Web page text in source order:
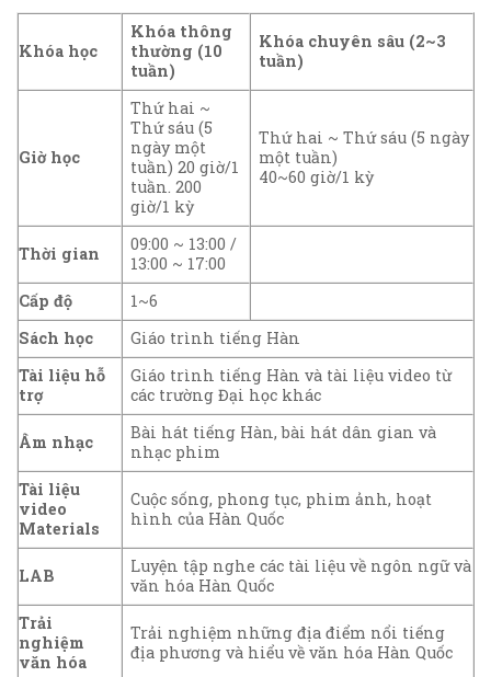
Khóa học
Khóa thông
thường (10
tuần)
Khóa chuyên sâu (2~3
tuần)
Giờ học
Thứ hai ~
Thứ sáu (5
ngày một
tuần) 20 giờ/1
tuần. 200
giờ/1 kỳ
Thứ hai ~ Thứ sáu (5 ngày
một tuần)
40~60 giờ/1 kỳ
Thời gian
09:00 ~ 13:00 /
13:00 ~ 17:00
Cấp độ
1~6
Sách học
Giáo trình tiếng Hàn
Tài liệu hỗ
trợ
Giáo trình tiếng Hàn và tài liệu video từ
các trường Đại học khác
Âm nhạc
Bài hát tiếng Hàn, bài hát dân gian và
nhạc phim
Tài liệu
video
Materials
Cuộc sống, phong tục, phim ảnh, hoạt
hình của Hàn Quốc
LAB
Luyện tập nghe các tài liệu về ngôn ngữ và
văn hóa Hàn Quốc
Trải
nghiệm
văn hóa
Trải nghiệm những địa điểm nổi tiếng
địa phương và hiểu về văn hóa Hàn Quốc